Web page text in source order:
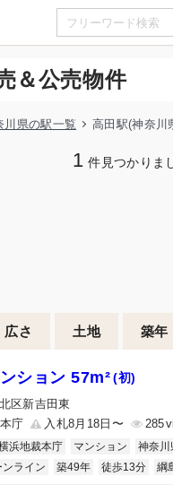
＆公売物件
川県の駅一覧 高田駅(神奈川
1 件見つかりま
広さ 土地 築年
ション 57m² (初)
区新吉田東
庁
入札8月18日〜 285
浜地裁本庁 マンション 神奈川
ンライン 築49年 徒歩13分 綱